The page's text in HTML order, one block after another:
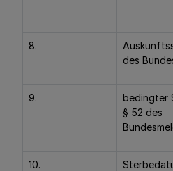
8.
des
9.
bedingter
§ 52 des
10.